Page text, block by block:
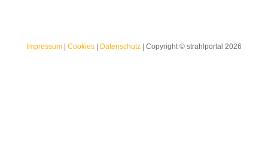
Impressum | Cookies | Datenschutz | Copyright © strahlportal 2026